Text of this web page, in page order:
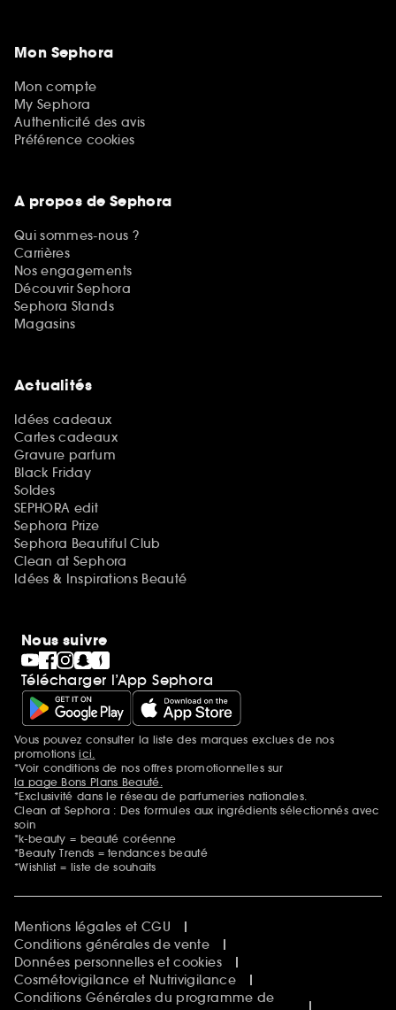
Mon Sephora
Mon compte
My Sephora
Authenticité des avis
Préférence cookies
A propos de Sephora
Qui sommes-nous ?
Carrières
Nos engagements
Découvrir Sephora
Sephora Stands
Magasins
Actualités
Idées cadeaux
Cartes cadeaux
Gravure parfum
Black Friday
Soldes
SEPHORA edit
Sephora Prize
Sephora Beautiful Club
Clean at Sephora
Idées & Inspirations Beauté
Nous suivre
Télécharger l’App Sephora
Mentions additionnelles
Vous pouvez consulter la liste des marques exclues de nos
promotionsici.
*Voir conditions de nos offres promotionnelles sur
la page Bons Plans Beauté.
*Exclusivité dans le réseau de parfumeries nationales.
Clean at Sephora : Des formules aux ingrédients sélectionnés avec
soin
*k-beauty = beauté coréenne
*Beauty Trends = tendances beauté
*Wishlist = liste de souhaits
Mentions légales et CGU
Conditions générales de vente
Données personnelles et cookies
Cosmétovigilance et Nutrivigilance
Conditions Générales du programme de